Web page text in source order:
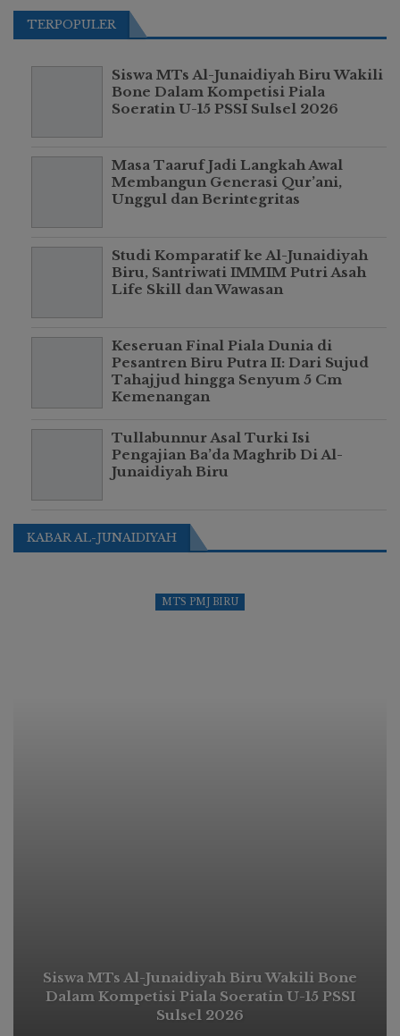
TERPOPULER
Siswa MTs Al-Junaidiyah Biru Wakili
Bone Dalam Kompetisi Piala
Soeratin U-15 PSSI Sulsel 2026
Masa Taaruf Jadi Langkah Awal
Membangun Generasi Qur’ani,
Unggul dan Berintegritas
Studi Komparatif ke Al-Junaidiyah
Biru, Santriwati IMMIM Putri Asah
Life Skill dan Wawasan
Keseruan Final Piala Dunia di
Pesantren Biru Putra II: Dari Sujud
Tahajjud hingga Senyum 5 Cm
Kemenangan
Tullabunnur Asal Turki Isi
Pengajian Ba’da Maghrib Di Al-
Junaidiyah Biru
KABAR AL-JUNAIDIYAH
MTS PMJ BIRU
Siswa MTs Al-Junaidiyah Biru Wakili Bone
Dalam Kompetisi Piala Soeratin U-15 PSSI
Sulsel 2026